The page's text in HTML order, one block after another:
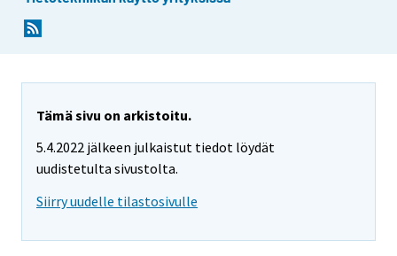
Tämä sivu on arkistoitu.
5.4.2022 jälkeen julkaistut tiedot löydät
uudistetulta sivustolta.
Siirry uudelle tilastosivulle